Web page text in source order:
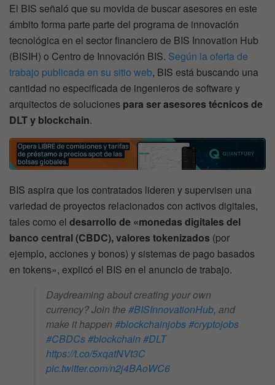
El BIS señaló que su movida de buscar asesores en este
ámbito forma parte parte del programa de innovación
tecnológica en el sector financiero de BIS Innovation Hub
(BISIH) o Centro de Innovación BIS. Según la oferta de
trabajo publicada en su sitio web, BIS está buscando una
cantidad no especificada de ingenieros de software y
arquitectos de soluciones para ser asesores técnicos de
DLT y blockchain.
BIS aspira que los contratados lideren y supervisen una
variedad de proyectos relacionados con activos digitales,
tales como el desarrollo de «monedas digitales del
banco central (CBDC), valores tokenizados (por
ejemplo, acciones y bonos) y sistemas de pago basados
en tokens», explicó el BIS en el anuncio de trabajo.
Daydreaming about creating your own
currency? Join the #BISInnovationHub, and
make it happen #blockchainjobs#cryptojobs
#CBDCs#blockchain#DLT
https://t.co/5xqatNVt3C
pic.twitter.com/n2j4BAoWC6